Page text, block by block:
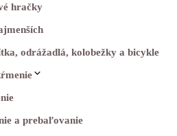
hračky
odrážadlá, kolobežky a bicykle
a prebaľovanie